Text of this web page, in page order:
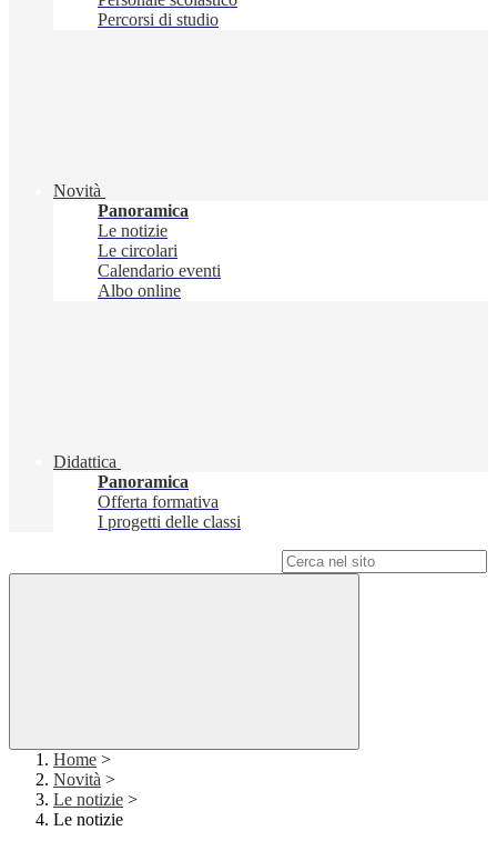
Percorsi di studio
Novità
Panoramica
Le notizie
Le circolari
Calendario eventi
Albo online
Didattica
Panoramica
Offerta formativa
I progetti delle classi
Home >
Novità >
Le notizie >
Le notizie